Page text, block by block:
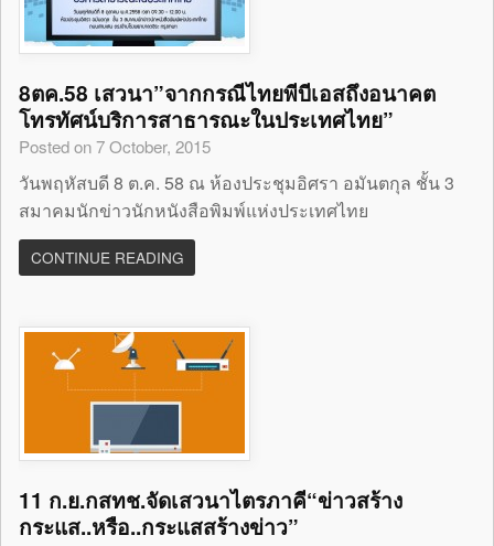
8ตค.58 เสวนา”จากกรณีไทยพีบีเอสถึงอนาคต
โทรทัศน์บริการสาธารณะในประเทศไทย”
Posted on 7 October, 2015
วันพฤหัสบดี 8 ต.ค. 58 ณ ห้องประชุมอิศรา อมันตกุล ชั้น 3
สมาคมนักข่าวนักหนังสือพิมพ์แห่งประเทศไทย
CONTINUE READING
11 ก.ย.กสทช.จัดเสวนาไตรภาคี“ข่าวสร้าง
กระแส..หรือ..กระแสสร้างข่าว”